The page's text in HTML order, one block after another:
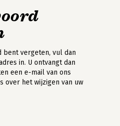
bent vergeten, vul dan
in. U ontvangt dan
een e-mail van ons
over het wijzigen van uw